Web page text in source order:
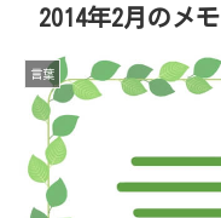
2014年2月のメモ
言葉